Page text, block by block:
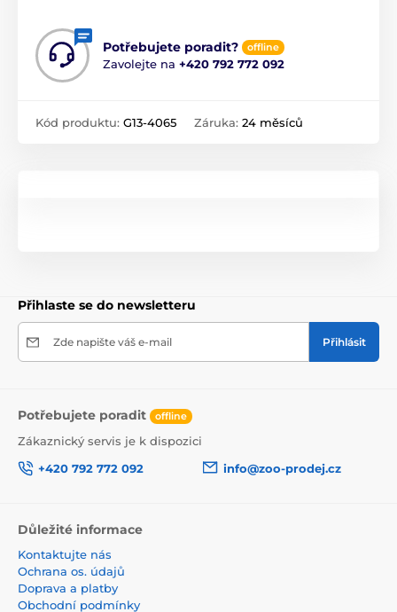
Potřebujete poradit? offline
Zavolejte na +420 792 772 092
Kód produktu: G13-4065 Záruka: 24 měsíců
Přihlaste se do newsletteru
Zde napište váš e-mail Přihlásit
Potřebujete poradit offline
Zákaznický servis je k dispozici
+420 792 772 092
info@zoo-prodej.cz
Důležité informace
Kontaktujte nás
Ochrana os. údajů
Doprava a platby
Obchodní podmínky